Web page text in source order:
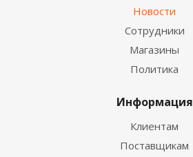
Новости
Сотрудники
Магазины
Политика
Информация
Клиентам
Поставщикам